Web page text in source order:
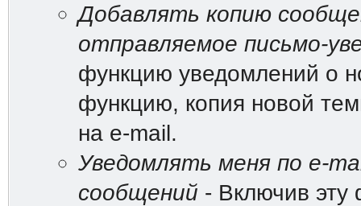
Добавлять копию
отправляемое письмо-
функцию уведомлений о
функцию, копия новой
на e-mail.
Уведомлять меня по e-
сообщений - Включив